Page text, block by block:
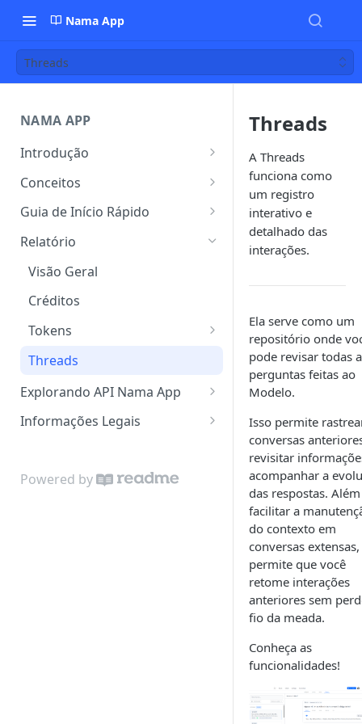
Nama App
Threads
NAMA APP
Introdução
Nama App
Nama AI Search
Smartpage
Entendendo a Inteligência
Conceitos
Conceitos Gerais
Conceitos Específicos da Nama
Guia de Início Rápido
Onboarding
(2FA)
Gestão de Usuários
Recuperação de Senha
Criando seu Modelo
Criando um Dataset
Criando SmartPage
Testando seu Modelo
Boas Práticas
Relatório
Visão Geral
Créditos
Tokens
Consumo
Threads
Explorando API Nama App
Deep Search
Gerando um Histórico
Informações Legais
Termos e Condições
Powered by
Threads
A Threads
funciona como
um registro
interativo e
detalhado das
interações.
Ela serve como um
repositório onde
pode revisar todas
perguntas feitas ao
Modelo.
Isso permite
conversas
revisitar
acompanhar a
das respostas.
facilitar a
do contexto em
conversas extensas,
permite que você
retome interações
anteriores sem
fio da meada.
Conheça as
funcionalidades!